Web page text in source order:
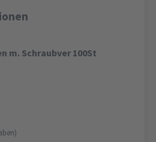
m. Schraubver 100St